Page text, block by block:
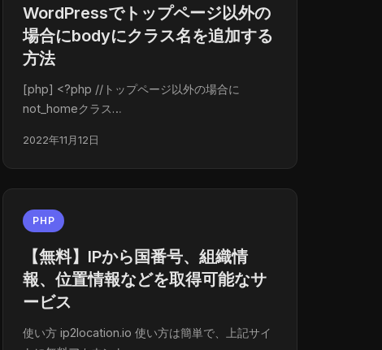
WordPressでトップページ以外の
場合にbodyにクラス名を追加する
方法
[php] <?php //トップページ以外の場合に
not_homeクラス…
2022年11月12日
PHP
【無料】IPから国番号、組織情
報、位置情報などを取得可能なサ
ービス
使い方 ip2location.io 使い方は簡単で、上記サイ